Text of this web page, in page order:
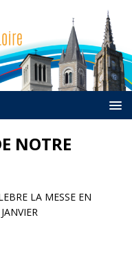
NOTRE
LA MESSE EN